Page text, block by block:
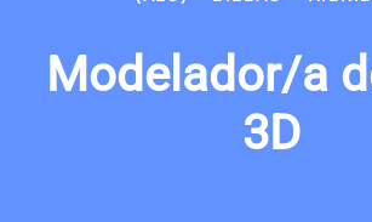
Modelador/a
3D